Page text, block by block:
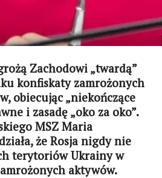
Zachodowi „twardą”
konfiskaty zamrożonych
obiecując „niekończące
i zasadę „oko za oko”.
MSZ Maria
że ​​Rosja nigdy nie
terytoriów Ukrainy w
aktywów.